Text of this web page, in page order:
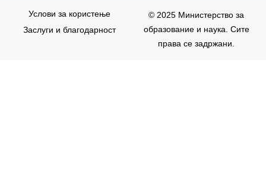
© 2025 Министерство за
образование и наука. Сите
права се задржани.
Услови за користењe
Заслуги и благодарност